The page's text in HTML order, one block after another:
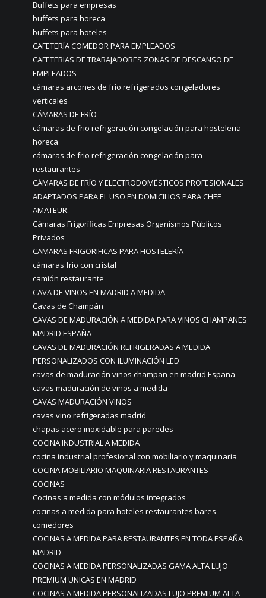
Buffets para empresas
buffets para horeca
buffets para hoteles
CAFETERÍA COMEDOR PARA EMPLEADOS
CAFETERIAS DE TRABAJADORES ZONAS DE DESCANSO DE
EMPLEADOS
cámaras arcones de frío refrigerados congeladores
verticales
CÁMARAS DE FRÍO
cámaras de frio refrigeración congelación para hosteleria
horeca
cámaras de frio refrigeración congelación para
restaurantes
CÁMARAS DE FRÍO Y ELECTRODOMÉSTICOS PROFESIONALES
ADAPTADOS PARA EL USO EN DOMICILIOS PARA CHEF
AMATEUR.
Cámaras Frigoríficas Empresas Organismos Públicos
Privados
CAMARAS FRIGORIFICAS PARA HOSTELERÍA
cámaras frio con cristal
camión restaurante
CAVA DE VINOS EN MADRID A MEDIDA
Cavas de Champán
CAVAS DE MADURACIÓN A MEDIDA PARA VINOS CHAMPANES
MADRID ESPAÑA
CAVAS DE MADURACIÓN REFRIGERADAS A MEDIDA
PERSONALIZADOS CON ILUMINACIÓN LED
cavas de maduración vinos champan en madrid España
cavas maduración de vinos a medida
CAVAS MADURACIÓN VINOS
cavas vino refrigeradas madrid
chapas acero inoxidable para paredes
COCINA INDUSTRIAL A MEDIDA
cocina industrial profesional con mobiliario y maquinaria
COCINA MOBILIARIO MAQUINARIA RESTAURANTES
COCINAS
Cocinas a medida con módulos integrados
cocinas a medida para hoteles restaurantes bares
comedores
COCINAS A MEDIDA PARA RESTAURANTES EN TODA ESPAÑA
MADRID
COCINAS A MEDIDA PERSONALIZADAS GAMA ALTA LUJO
PREMIUM UNICAS EN MADRID
COCINAS A MEDIDA PERSONALIZADAS LUJO PREMIUM ALTA